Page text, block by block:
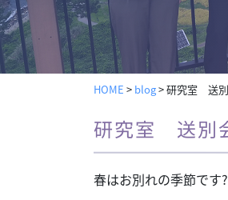
HOME > blog>研究室 送別
研究室 送別
春はお別れの季節です?